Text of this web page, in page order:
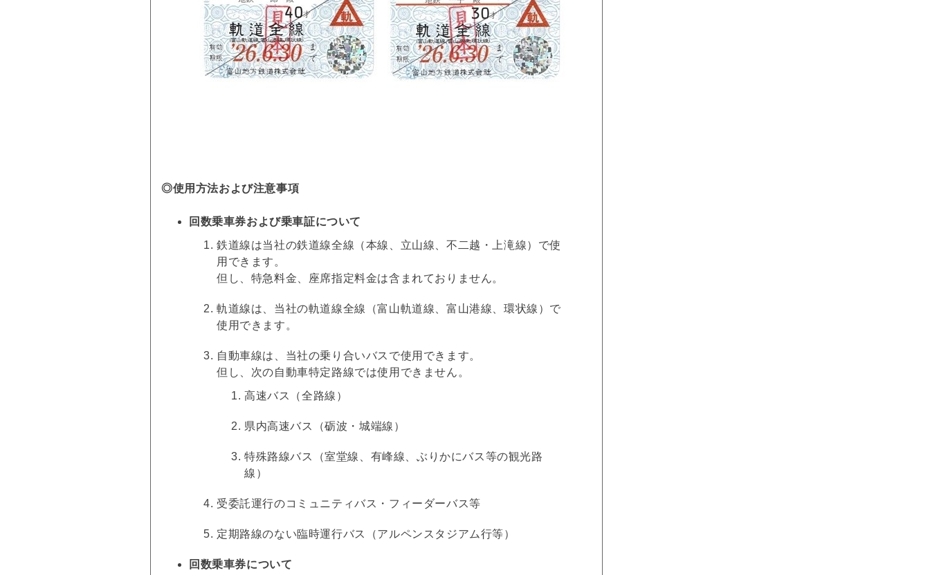
◎使用方法および注意事項
回数乗車券および乗車証について
鉄道線は当社の鉄道線全線（本線、立山線、不二越・上滝線）で使
用できます。
但し、特急料金、座席指定料金は含まれておりません。
軌道線は、当社の軌道線全線（富山軌道線、富山港線、環状線）で
使用できます。
自動車線は、当社の乗り合いバスで使用できます。
但し、次の自動車特定路線では使用できません。
高速バス（全路線）
県内高速バス（砺波・城端線）
特殊路線バス（室堂線、有峰線、ぶりかにバス等の観光路
線）
受委託運行のコミュニティバス・フィーダーバス等
定期路線のない臨時運行バス（アルペンスタジアム行等）
回数乗車券について